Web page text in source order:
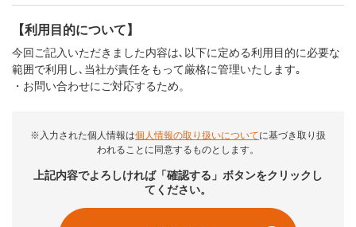
【利用目的について】
今回ご記入いただきました内容は､以下に定める利用目的に必要な
範囲で利用し､当社が責任をもって厳格に管理いたします｡
・お問い合わせにご対応するため。
※入力された個人情報は個人情報の取り扱いについてに基づき取り扱
われることに同意するものとします。
上記内容でよろしければ「確認する」ボタンをクリックし
てください。